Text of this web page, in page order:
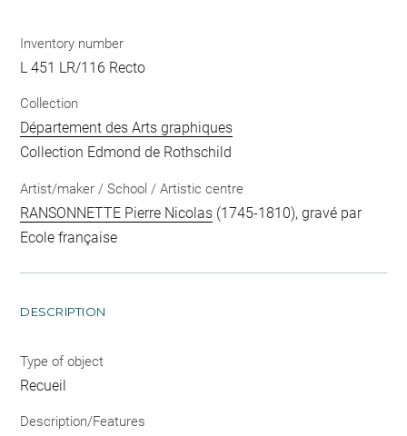
Inventory number
L 451 LR/116 Recto
Collection
Département des Arts graphiques
Collection Edmond de Rothschild
Artist/maker / School / Artistic centre
RANSONNETTE Pierre Nicolas (1745-1810), gravé par
Ecole française
DESCRIPTION
Type of object
Recueil
Description/Features